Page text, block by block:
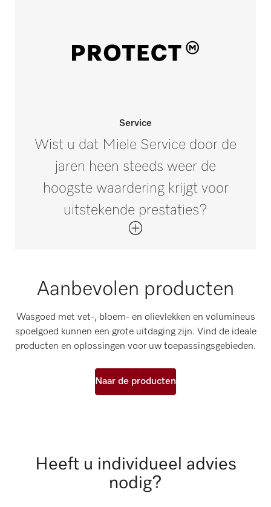
Service
Wist u dat Miele Service door de
jaren heen steeds weer de
hoogste waardering krijgt voor
uitstekende prestaties?
Aanbevolen producten
Wasgoed met vet-, bloem- en olievlekken en volumineus
spoelgoed kunnen een grote uitdaging zijn. Vind de ideale
producten en oplossingen voor uw toepassingsgebieden.
Naar de producten
Heeft u individueel advies
nodig?